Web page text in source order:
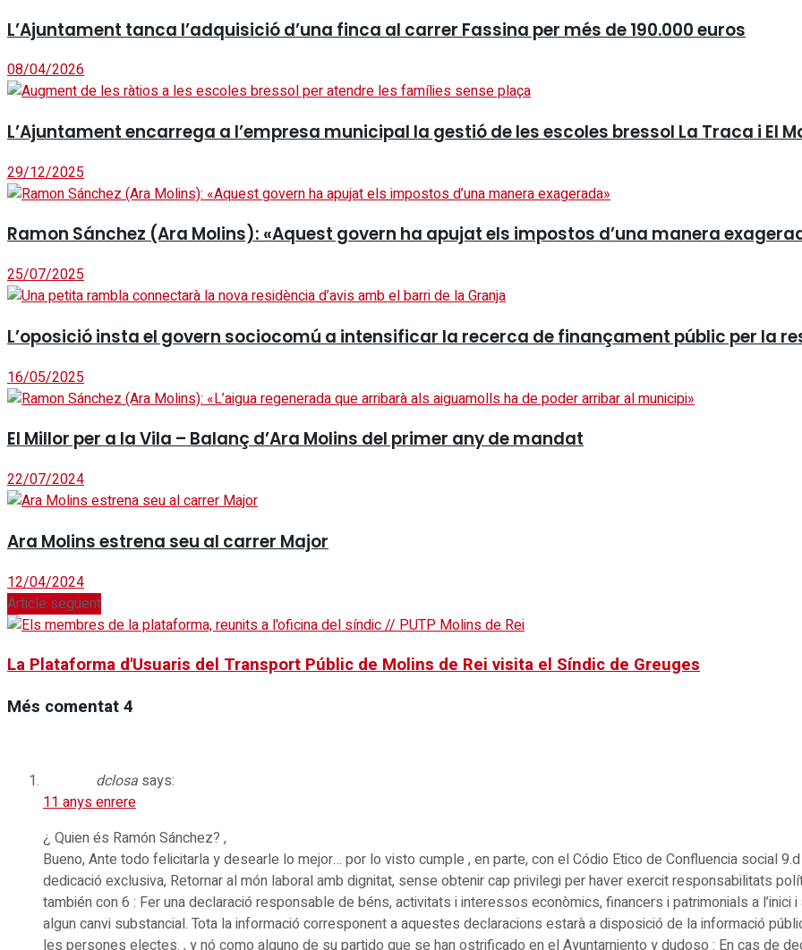
L’Ajuntament tanca l’adquisició d’una finca al carrer Fassina per més de 190.000 euros
08/04/2026
L’Ajuntament encarrega a l’empresa municipal la gestió de les escoles bressol La Traca i El
29/12/2025
Ramon Sánchez (Ara Molins): «Aquest govern ha apujat els impostos d’una manera
25/07/2025
L’oposició insta el govern sociocomú a intensificar la recerca de finançament públic per la
16/05/2025
El Millor per a la Vila – Balanç d’Ara Molins del primer any de mandat
22/07/2024
Ara Molins estrena seu al carrer Major
12/04/2024
Article següent
La Plataforma d'Usuaris del Transport Públic de Molins de Rei visita el Síndic de Greuges
Més comentat4
dclosa says:
11 anys enrere
¿ Quien és Ramón Sánchez? ,
Bueno, Ante todo felicitarla y desearle lo mejor… por lo visto cumple , en parte, con el Códio Etico de Confluencia social
dedicació exclusiva, Retornar al món laboral amb dignitat, sense obtenir cap privilegi per haver exercit responsabilitats
también con 6 : Fer una declaració responsable de béns, activitats i interessos econòmics, financers i patrimonials a
algun canvi substancial. Tota la informació corresponent a aquestes declaracions estarà a disposició de la informació
les persones electes. , y nó como alguno de su partido que se han ostrificado en el Ayuntamiento y dudoso : En cas de